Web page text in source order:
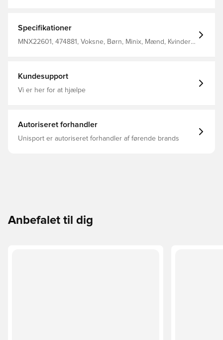
Specifikationer
MNX22601, 474881, Voksne, Børn, Minix, Mænd, Kvinder,
Kundesupport
Vi er her for at hjælpe
Autoriseret forhandler
Unisport er autoriseret forhandler af førende brands
Anbefalet til dig